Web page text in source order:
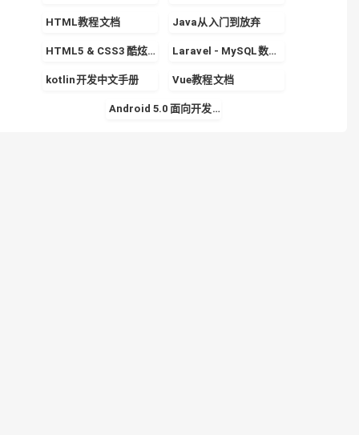
HTML教程文档 Java从入门到放弃
HTML5 & CSS3 酷炫实战专栏 Laravel - MySQL数据库的使用详解
kotlin开发中文手册 Vue教程文档
Android 5.0 面向开发者的 Material Design